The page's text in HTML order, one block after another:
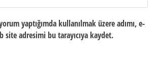
yaptığımda kullanılmak üzere adımı, e-
site adresimi bu tarayıcıya kaydet.